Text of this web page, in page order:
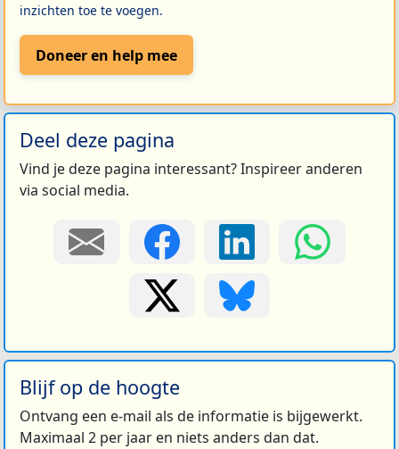
inzichten toe te voegen.
Doneer en help mee
Deel deze pagina
Vind je deze pagina interessant? Inspireer anderen
via social media.
Blijf op de hoogte
Ontvang een e-mail als de informatie is bijgewerkt.
Maximaal 2 per jaar en niets anders dan dat.